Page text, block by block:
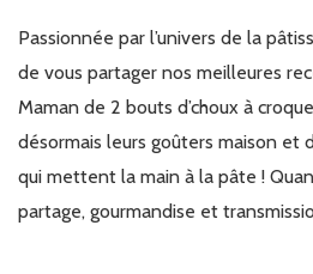
Passionnée par l’univers de la
de vous partager nos meilleures
Maman de 2 bouts d’choux à
désormais leurs goûters maison et
qui mettent la main à la pâte !
partage, gourmandise et